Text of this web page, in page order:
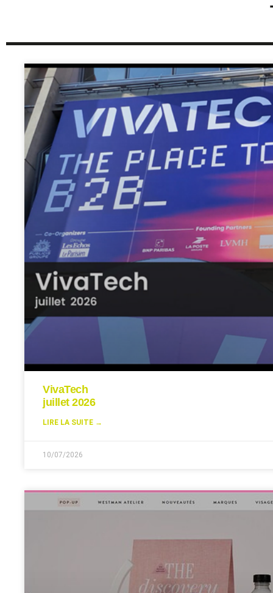
VivaTech
juillet 2026
LIRE LA SUITE →
10/07/2026